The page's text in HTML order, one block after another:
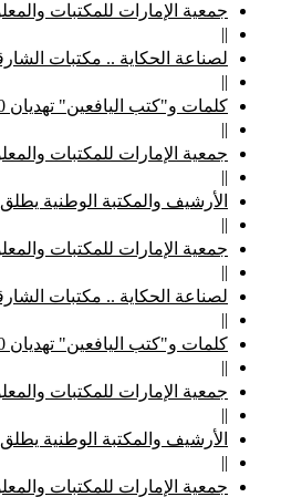
جمعية الإمارات للمكتبات
||
لصناعة الحكاية .. مكتبات
||
كلمات و"كتب اليافعين" تهديان 350 كتاباً لأطفال "الإمارات الإنسانية"
||
جمعية الإمارات للمكتبات
||
الأرشيف والمكتبة الوطنية
||
جمعية الإمارات للمكتبات
||
لصناعة الحكاية .. مكتبات
||
كلمات و"كتب اليافعين" تهديان 350 كتاباً لأطفال "الإمارات الإنسانية"
||
جمعية الإمارات للمكتبات
||
الأرشيف والمكتبة الوطنية
||
جمعية الإمارات للمكتبات